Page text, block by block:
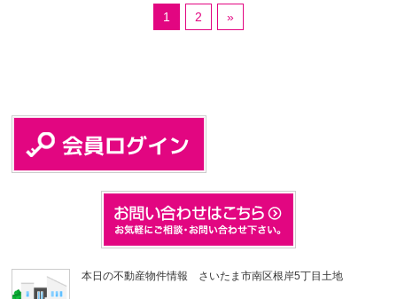
1 2 »
本日の不動産物件情報 さいたま市南区根岸5丁目土地